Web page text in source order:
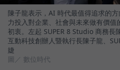
陳子龍表示，AI 時代最值得追求的
力投入對企業、社會與未來做有價值
初衷。左起 SUPER 8 Studio 商務長
互動科技創辦人暨執行長陳子龍、
婕
圖／ 數位時代